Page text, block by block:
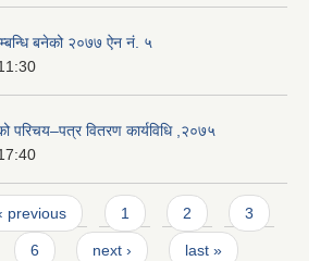
बनेको २०७७ ऐन नं. ५
परिचय–पत्र वितरण कार्यविधि ,२०७५
previous 1 2 3
6 next › last »